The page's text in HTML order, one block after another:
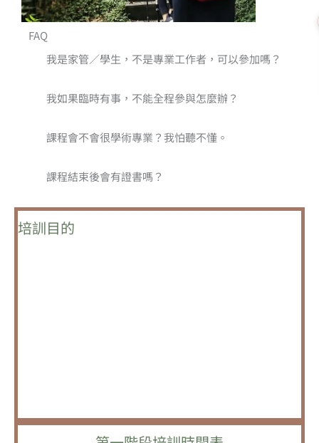
FAQ
我是家管／學生，不是專業工作者，可以參加嗎？
我如果臨時有事，不能全程參與怎麼辦？
課程會不會很學術專業？我怕聽不懂。
課程結束後會有證書嗎？
培訓目的